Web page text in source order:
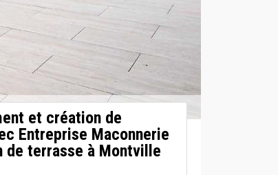
et création de
Entreprise Maconnerie
terrasse à Montville